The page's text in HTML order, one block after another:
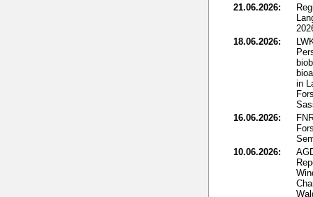
21.06.2026:
18.06.2026:
in
16.06.2026:
10.06.2026: